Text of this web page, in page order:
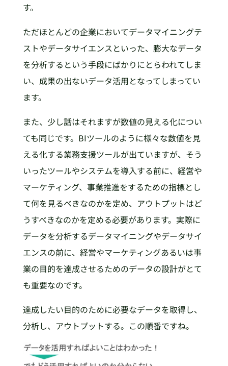
す。
ただほとんどの企業においてデータマイニングテ
ストやデータサイエンスといった、膨大なデータ
を分析するという手段にばかりにとらわれてしま
い、成果の出ないデータ活用となってしまってい
ます。
また、少し話はそれますが数値の見える化につい
ても同じです。BIツールのように様々な数値を見
える化する業務支援ツールが出ていますが、そう
いったツールやシステムを導入する前に、経営や
マーケティング、事業推進をするための指標とし
て何を見るべきなのかを定め、アウトプットはど
うすべきなのかを定める必要があります。実際に
データを分析するデータマイニングやデータサイ
エンスの前に、経営やマーケティングあるいは事
業の目的を達成させるためのデータの設計がとて
も重要なのです。
達成したい目的のために必要なデータを取得し、
分析し、アウトプットする。この順番ですね。